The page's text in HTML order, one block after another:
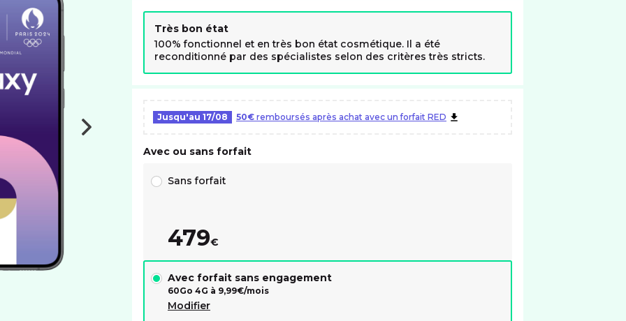
Très bon état
100% fonctionnel et en très bon état cosmétique. Il a été
reconditionné par des spécialistes selon des critères très stricts.
Jusqu'au 17/08 50€ remboursés après achat avec un forfait RED
Avec ou sans forfait
Sans forfait
479€
Avec forfait sans engagement
60Go 4G à 9,99€/mois
Modifier